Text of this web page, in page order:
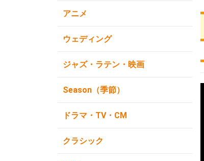
アニメ
ウェディング
ジャズ・ラテン・映画
Season（季節）
ドラマ・TV・CM
クラシック